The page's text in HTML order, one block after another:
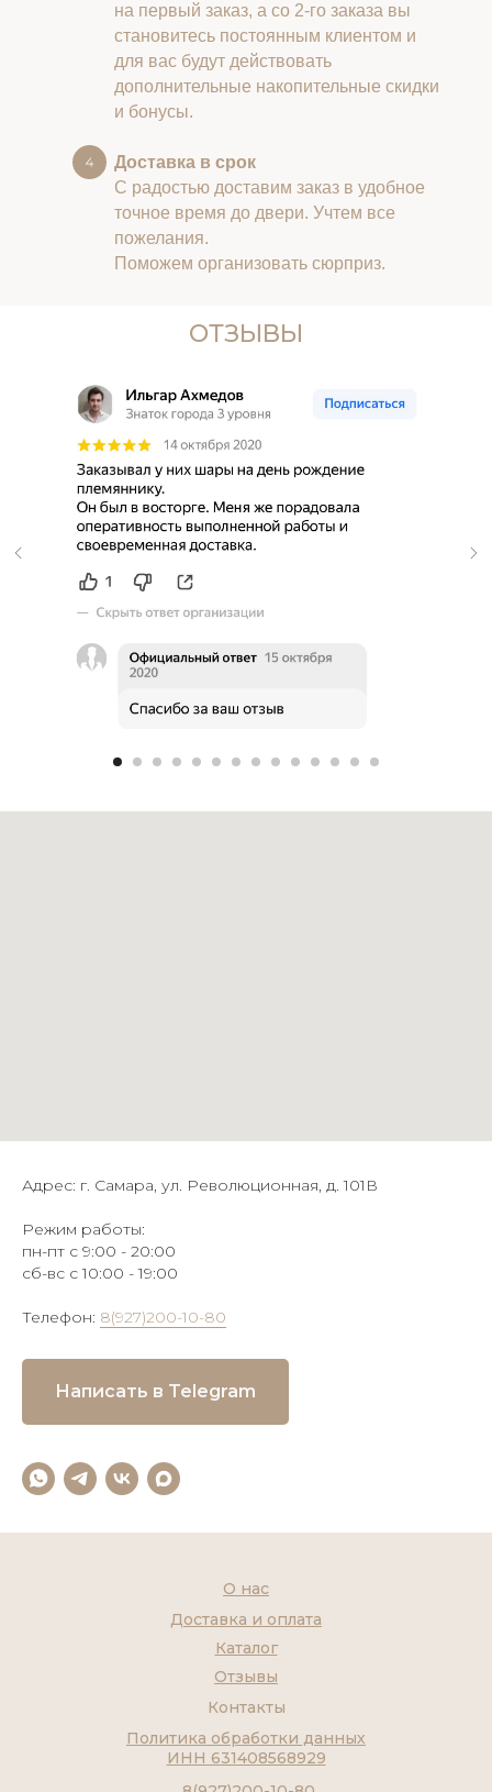
на первый заказ, а со 2-го заказа вы
становитесь постоянным клиентом и
для вас будут действовать
дополнительные накопительные скидки
и бонусы.
Доставка в срок
С радостью доставим заказ в удобное
точное время до двери. Учтем все
пожелания.
Поможем организовать сюрприз.
ОТЗЫВЫ
Адрес: г. Самара, ул. Революционная, д. 101В
Режим работы:
пн-пт с 9:00 - 20:00
сб-вс с 10:00 - 19:00
Телефон: 8(927)200-10-80
Написать в Telegram
Контакты
Каталог
О нас
Доставка и оплата
Отзывы
Политика обработки данных
ИНН 631408568929